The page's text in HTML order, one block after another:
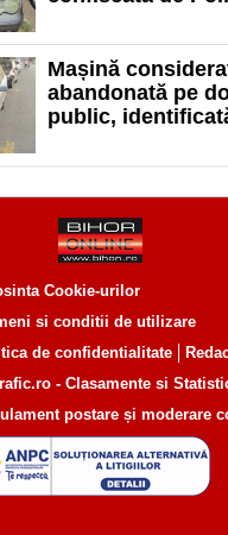
Mașină
abandonată pe
public,
Cookie-urilor
si conditii de utilizare
de confidentialitate
postare și moderare